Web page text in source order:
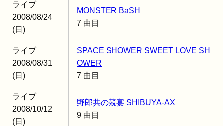
ライブ
2008/08/24
(日)
MONSTER BaSH
7 曲目
ライブ
2008/08/31
(日)
SPACE SHOWER SWEET LOVE SH
OWER
7 曲目
ライブ
2008/10/12
(日)
野郎共の競宴 SHIBUYA-AX
9 曲目